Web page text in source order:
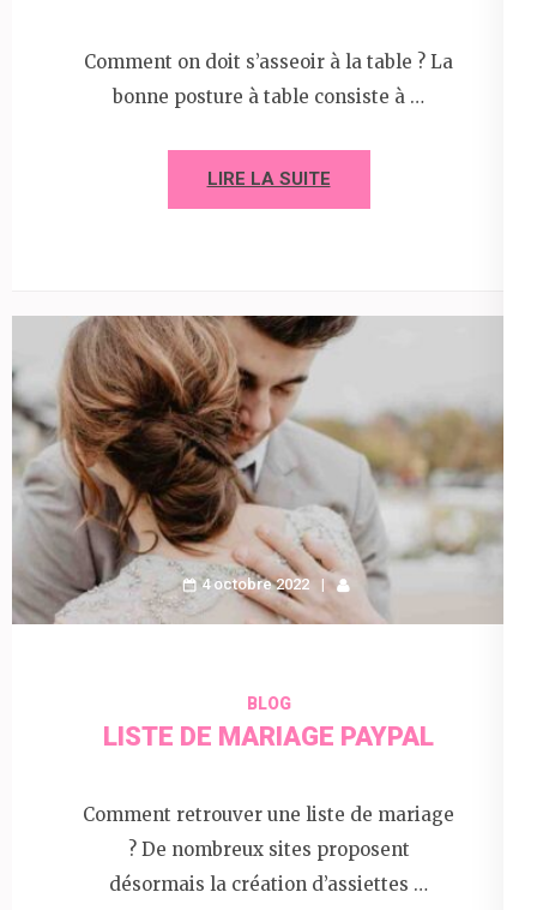
Comment on doit s’asseoir à la table ? La
bonne posture à table consiste à …
LIRE LA SUITE
4 octobre 2022
BLOG
LISTE DE MARIAGE PAYPAL
Comment retrouver une liste de mariage
? De nombreux sites proposent
désormais la création d’assiettes …